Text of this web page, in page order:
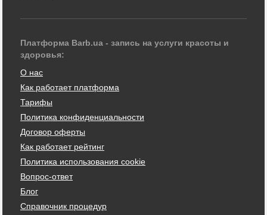
Платформа Barb.ua - запись на услуги красоты и
здоровья:
О нас
Как работает платформа
Тарифы
Политика конфиденциальности
Договор оферты
Как работает рейтинг
Политика использования cookie
Вопрос-ответ
Блог
Справочник процедур